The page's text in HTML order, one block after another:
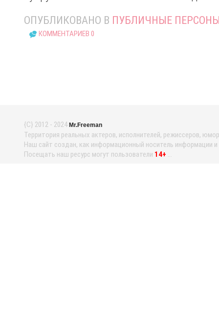
ОПУБЛИКОВАНО В ПУБЛИЧНЫЕ
КОММЕНТАРИЕВ 0
{С} 2012 - 2024 Mr.Freeman
Территория реальных актеров, исполнителей, режиссеров,
Наш сайт создан, как информационный носитель информации и
Посещать наш ресурс могут пользователи 14+ ...